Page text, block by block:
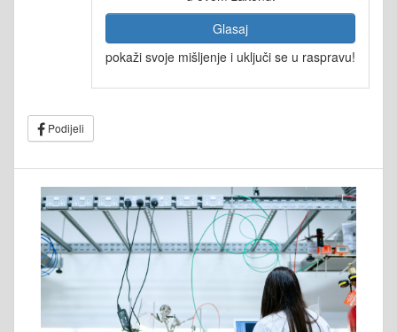
Glasaj
pokaži svoje mišljenje i uključi se u raspravu!
Podijeli